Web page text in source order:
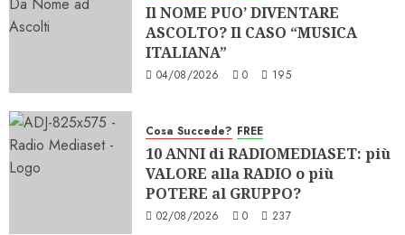
Il NOME PUO’ DIVENTARE
ASCOLTO? Il CASO “MUSICA
ITALIANA”
04/08/2026 0 195
Cosa Succede? FREE
10 ANNI di RADIOMEDIASET: più
VALORE alla RADIO o più
POTERE al GRUPPO?
02/08/2026 0 237